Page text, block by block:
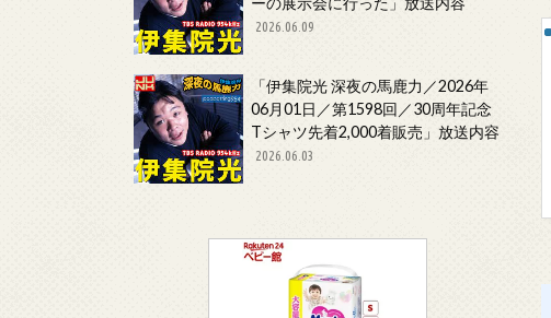
2026.06.09
「伊集院光 深夜の馬鹿力／2026年
06月01日／第1598回／30周年記念
Tシャツ先着2,000着販売」放送内容
2026.06.03